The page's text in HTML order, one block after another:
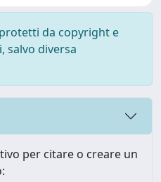
da copyright e
salvo diversa
per citare o creare un